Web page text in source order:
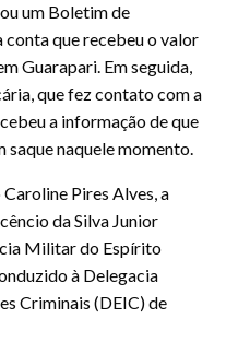
um Boletim de
que recebeu o valor
Guarapari. Em seguida,
que fez contato com a
a informação de que
saque naquele momento.
Pires Alves, a
da Silva Junior
Militar do Espírito
à Delegacia
Criminais (DEIC) de